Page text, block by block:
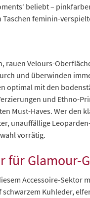
beliebt –
feminin-
rauen Velours-
und überwinden
optimal mit den
und Ethno-
Must-Haves. Wer den
unauffällige
vorrätig.
für Glamour-
Accessoire-
Kuhleder,